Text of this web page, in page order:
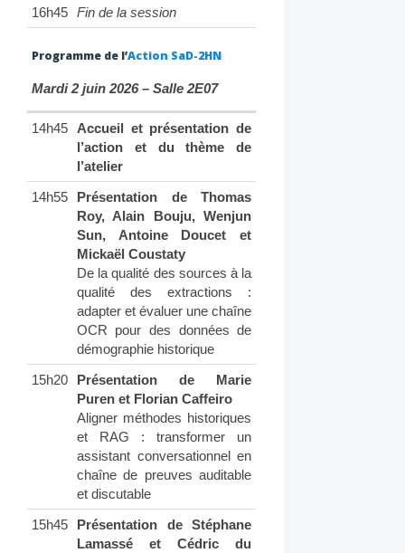
16h45 Fin de la session
Programme de l’Action SaD-2HN
Mardi 2 juin 2026 – Salle 2E07
14h45
Accueil et présentation de
l’action et du thème de
l’atelier
14h55
Présentation de Thomas
Roy, Alain Bouju, Wenjun
Sun, Antoine Doucet et
Mickaël Coustaty
De la qualité des sources à la
qualité des extractions :
adapter et évaluer une chaîne
OCR pour des données de
démographie historique
15h20
Présentation de Marie
Puren et Florian Caffeiro
Aligner méthodes historiques
et RAG : transformer un
assistant conversationnel en
chaîne de preuves auditable
et discutable
15h45
Présentation de Stéphane
Lamassé et Cédric du